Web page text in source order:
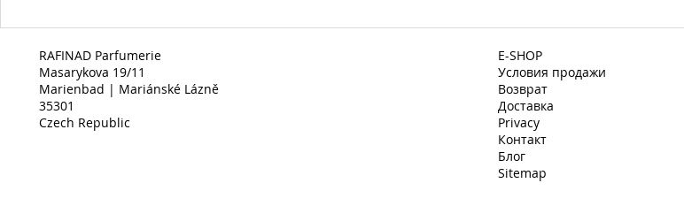
RAFINAD Parfumerie
Masarykova 19/11
Marienbad | Mariánské Lázně
35301
Czech Republic
E-SHOP
Условия продажи
Возврат
Доставка
Privacy
Контакт
Блог
Sitemap